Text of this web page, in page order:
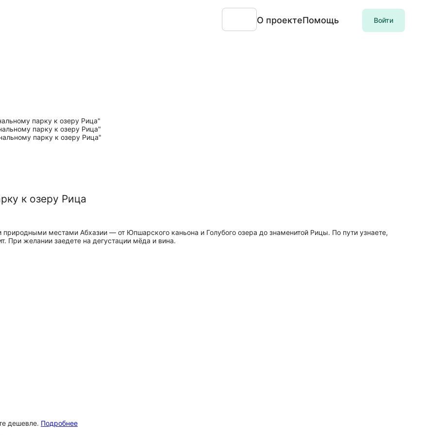
О проектеПомощь Войти
к озеру Рица
местами Абхазии — от Юпшарского каньона и Голубого озера до знаменитой Рицы. По пути узнаете,
При желании заедете на дегустации мёда и вина.
дешевле. Подробнее